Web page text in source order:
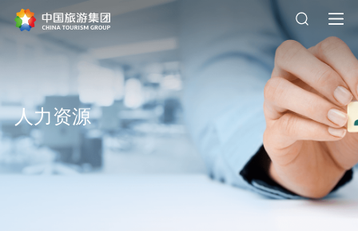
人力资源